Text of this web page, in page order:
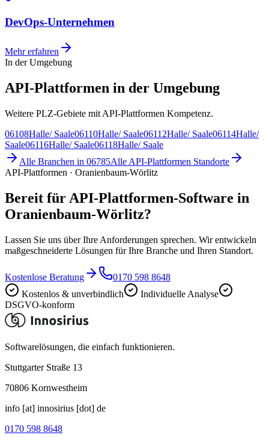
DevOps-Unternehmen
Mehr erfahren
In der Umgebung
API-Plattformen in der Umgebung
Weitere PLZ-Gebiete mit API-Plattformen Kompetenz.
06108Halle/ Saale06110Halle/ Saale06112Halle/ Saale06114Halle/
Saale06116Halle/ Saale06118Halle/ Saale
Alle Branchen in 06785Alle API-Plattformen Standorte
API-Plattformen · Oranienbaum-Wörlitz
Bereit für API-Plattformen-Software in
Oranienbaum-Wörlitz?
Lassen Sie uns über Ihre Anforderungen sprechen. Wir entwickeln
maßgeschneiderte Lösungen für Ihre Branche und Ihren Standort.
Kostenlose Beratung
0170 598 8648
Kostenlos & unverbindlich
Individuelle Analyse
DSGVO-konform
Softwarelösungen, die einfach funktionieren.
Stuttgarter Straße 13
70806 Kornwestheim
info [at] innosirius [dot] de
0170 598 8648